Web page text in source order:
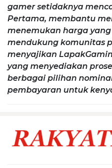
gamer setidaknya
Pertama, membantu
menemukan harga
mendukung komunitas
menyajikan
yang menyediakan
berbagai pilihan
pembayaran untuk